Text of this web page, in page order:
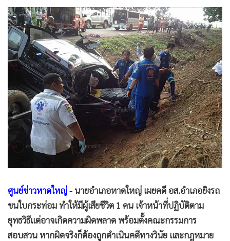
• Green Innovation & SD
• Management & HR
• MGR Live
• Infographic
การเมือง
• ท่องเที่ยว
• กีฬา
• ต่างประเทศ
Special Scoop
เศรษฐกิจ-ธุรกิจ
• จีน
ชุมชน-คุณภาพชีวิต
• อาชญากรรม
• Motoring
• เกม
ศูนย์ข่าวหาดใหญ่ - นายอำเภอหาดใหญ่ เผยคดี อส.อำเภอยิงรถ
ขนใบกระท่อม ทำให้มีผู้เสียชีวิต 1 คน เจ้าหน้าที่ปฏิบัติตาม
ยุทธวิธีแต่อาจเกิดความผิดพลาด พร้อมตั้งคณะกรรมการ
สอบสวน หากผิดจริงก็ต้องถูกดำเนินคดีทางวินัย และกฎหมาย